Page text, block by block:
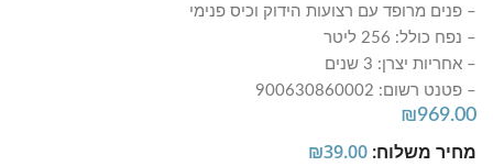
– פנים מרופד עם רצועות הידוק וכיס פנימי
– נפח כולל: 256 ליטר
– אחריות יצרן: 3 שנים
– פטנט רשום: 900630860002
₪969.00
מחיר משלוח: ₪39.00